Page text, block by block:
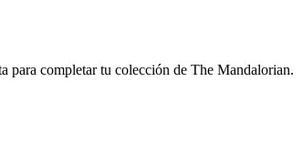
para completar tu colección de The Mandalorian.